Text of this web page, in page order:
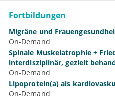
Fortbildungen
Migräne und
On-Demand
Spinale Muskelatrophie +
interdisziplinär, gezielt
On-Demand
Lipoprotein(a) als
On-Demand